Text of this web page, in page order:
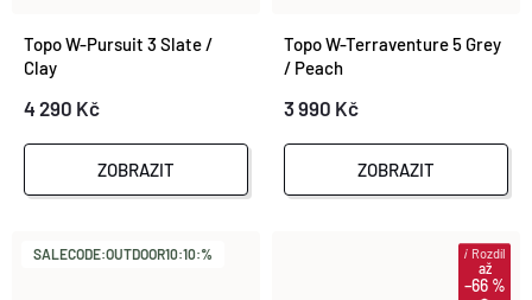
Topo W-Pursuit 3 Slate /
Clay
4 290 Kč
ZOBRAZIT
Topo W-Terraventure 5 Grey
/ Peach
3 990 Kč
ZOBRAZIT
SALECODE:OUTDOOR10:10:%
až
–66 %
iRozdíl